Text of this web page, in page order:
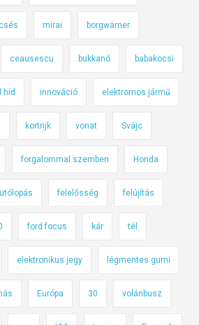
mirai borgwarner
ceausescu bukkanó babakocsi
híd innováció elektromos jármű
kortrijk vonat Svájc
forgalommal szemben Honda
felelősség felújítás
ford focus kár tél
elektronikus jegy légmentes gumi
Európa 30 volánbusz